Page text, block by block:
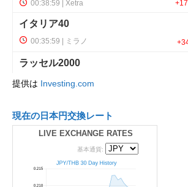
提供は Investing.com
現在の日本円交換レート
LIVE EXCHANGE RATES